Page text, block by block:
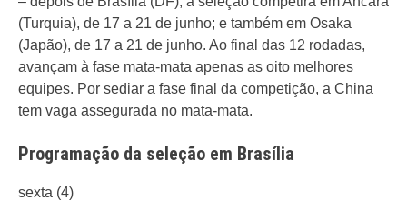
(Turquia), de 17 a 21 de junho; e também em Osaka
(Japão), de 17 a 21 de junho. Ao final das 12 rodadas,
avançam à fase mata-mata apenas as oito melhores
equipes. Por sediar a fase final da competição, a China
tem vaga assegurada no mata-mata.
Programação da seleção em Brasília
sexta (4)